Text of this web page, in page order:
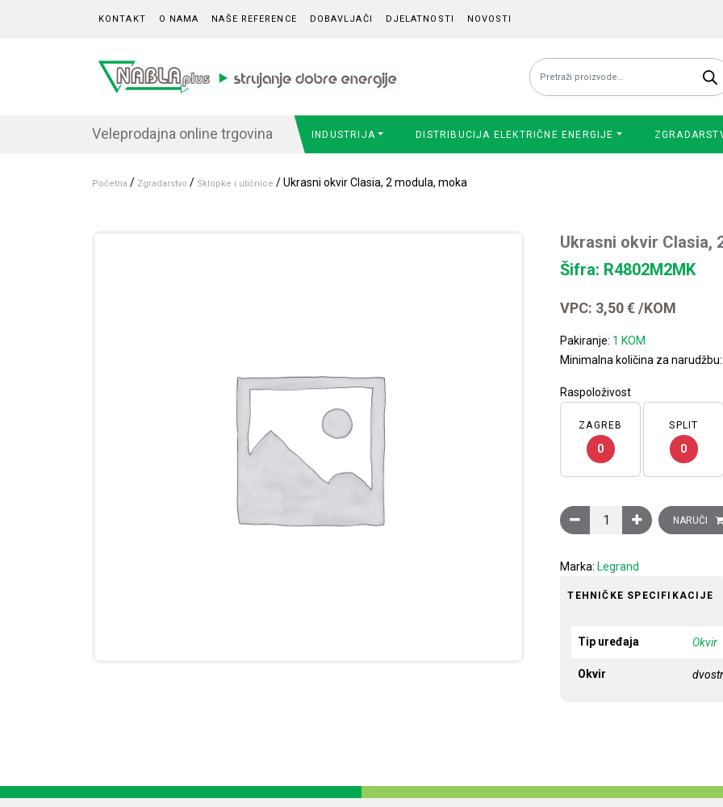
KONTAKT O NAMA NAŠE REFERENCE DOBAVLJAČI DJELATNOSTI NOVOSTI
Pretraži:
Veleprodajna online trgovina INDUSTRIJA DISTRIBUCIJA ELEKTRIČNE ENERGIJE
Početna / Zgradarstvo / Sklopke i utičnice / Ukrasni okvir Clasia, 2 modula, moka
Ukrasni okvir Clasia,
Šifra: R4802M2MK
VPC: 3,50€ /KOM
Pakiranje: 1 KOM
Minimalna količina za narudžbu:
Raspoloživost
ZAGREB
0
SPLIT
0
Ukrasni okvir Clasia, 2
NARUČI
Marka: Legrand
TEHNIČKE SPECIFIKACIJE
Tip uređaja Okvir
Okvir